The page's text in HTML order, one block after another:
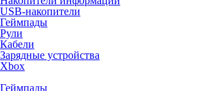
USB-накопители
Геймпады
Рули
Кабели
Зарядные устройства
Xbox
Геймпады